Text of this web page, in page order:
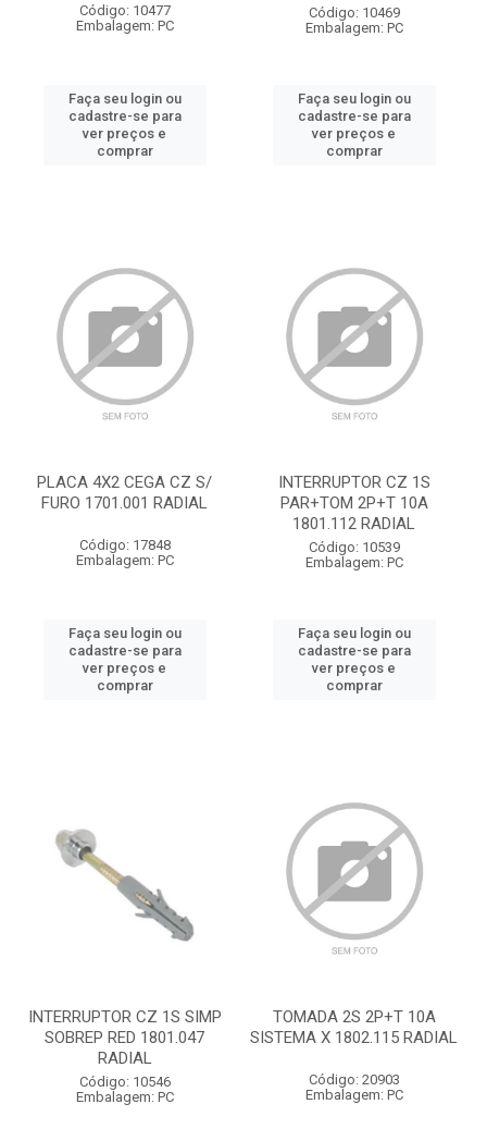
Código: 10477
Embalagem: PC
Faça seu login ou
cadastre-se para
ver preços e
comprar
Código: 10469
Embalagem: PC
Faça seu login ou
cadastre-se para
ver preços e
comprar
PLACA 4X2 CEGA CZ S/
FURO 1701.001 RADIAL
Código: 17848
Embalagem: PC
Faça seu login ou
cadastre-se para
ver preços e
comprar
INTERRUPTOR CZ 1S
PAR+TOM 2P+T 10A
1801.112 RADIAL
Código: 10539
Embalagem: PC
Faça seu login ou
cadastre-se para
ver preços e
comprar
INTERRUPTOR CZ 1S SIMP
SOBREP RED 1801.047
RADIAL
Código: 10546
Embalagem: PC
TOMADA 2S 2P+T 10A
SISTEMA X 1802.115 RADIAL
Código: 20903
Embalagem: PC